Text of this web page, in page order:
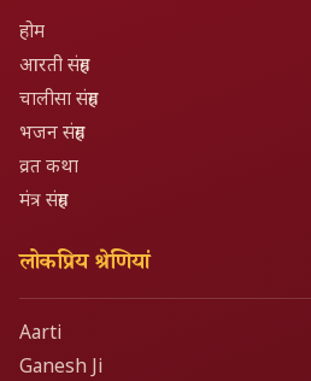
होम
आरती संग्रह
चालीसा संग्रह
भजन संग्रह
व्रत कथा
मंत्र संग्रह
लोकप्रिय श्रेणियां
Aarti
Ganesh Ji